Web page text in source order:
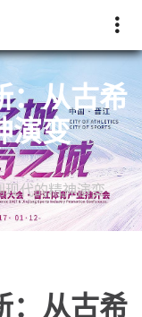
：从古希
演变
代的精神演变
：从古希